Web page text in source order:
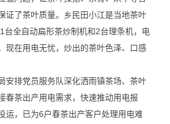
证了茶叶质量。乡民田小江是当地茶叶
台全自动扁形茶炒制机和2台理条机，电
现在用电无忧，炒出的茶叶色泽、口感
排党员服务队深化洒雨镇茶场、茶叶
春茶出产用电需求，快速推动用电报
运，已为6户春茶出产客户处理用电难